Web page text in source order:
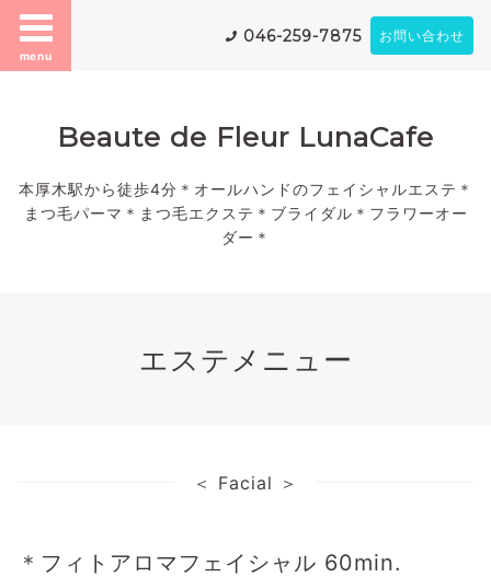
menu
046-259-7875 お問い合わせ
Beaute de Fleur LunaCafe
本厚木駅から徒歩4分＊オールハンドのフェイシャルエステ＊
まつ毛パーマ＊まつ毛エクステ＊ブライダル＊フラワーオー
ダー＊
エステメニュー
＜ Facial ＞
＊フィトアロマフェイシャル 60min.